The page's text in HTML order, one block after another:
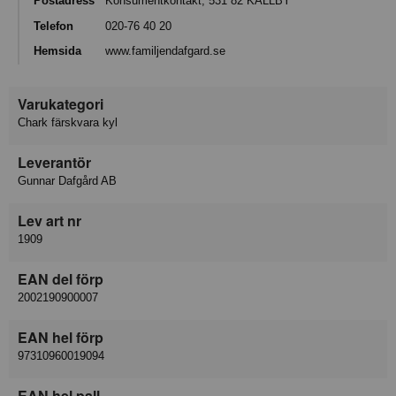
Telefon
020-76 40 20
Hemsida
www.familjendafgard.se
Varukategori
Chark färskvara kyl
Leverantör
Gunnar Dafgård AB
Lev art nr
1909
EAN del förp
2002190900007
EAN hel förp
97310960019094